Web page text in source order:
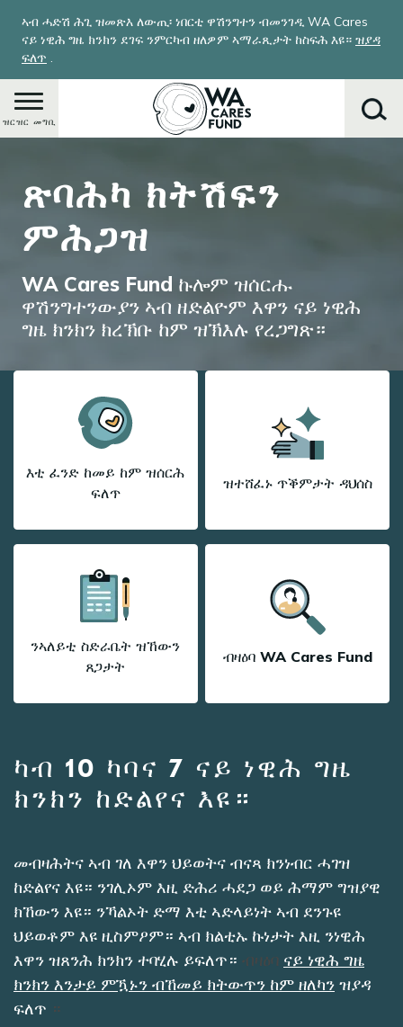
main
content
ኣብ ሓድሽ ሕጊ ዝመጽእ ለውጢ፡ ነበርቲ ዋሽንግተን ብመንገዲ WA Cares
ናይ ነዊሕ ግዜ ክንክን ደገፍ ንምርካብ ዘለዎም ኣማራጺታት ከስፍሕ እዩ። ዝያዳ
ፍለጥ .
ዝርዝር መግቢ
ምድላይጽባሕካ ክትሽፍን
ምሕጋዝ
WA Cares Fund ኩሎም ዝሰርሑ
ዋሽንግተንውያን ኣብ ዘድልዮም እዋን ናይ ነዊሕ
ግዜ ክንክን ክረኽቡ ከም ዝኽእሉ የረጋግጽ።
እቲ ፈንድ ከመይ ከም ዝሰርሕ
ፍለጥ
ዝተሸፈኑ ጥቕምታት ዳህሰስ
ንኣለይቲ ስድራቤት ዝኸውን
ጸጋታት
ብዛዕባ WA Cares Fund
ካብ 10 ካባና 7 ናይ ነዊሕ ግዜ
ክንክን ከድልየና እዩ።
መብዛሕትና ኣብ ገለ እዋን ህይወትና ብናጻ ክንነብር ሓገዝ
ከድልየና እዩ። ንገሊኦም እዚ ድሕሪ ሓደጋ ወይ ሕማም ግዝያዊ
ክኸውን እዩ። ንኻልኦት ድማ እቲ ኣድላይነት ኣብ ደንጉዩ
ህይወቶም እዩ ዚስምዖም። ኣብ ክልቲኡ ኩነታት እዚ ንነዊሕ
እዋን ዝጸንሕ ክንክን ተባሂሉ ይፍለጥ። ብዛዕባ ናይ ነዊሕ ግዜ
ክንክን እንታይ ምዃኑን ብኸመይ ክትውጥን ከም ዘለካን ዝያዳ
ፍለጥ ።